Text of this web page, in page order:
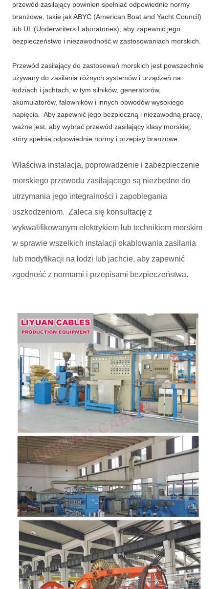
przewód zasilający powinien spełniać odpowiednie normy
branżowe, takie jak ABYC (American Boat and Yacht Council)
lub UL (Underwriters Laboratories), aby zapewnić jego
bezpieczeństwo i niezawodność w zastosowaniach morskich.
Przewód zasilający do zastosowań morskich jest powszechnie
używany do zasilania różnych systemów i urządzeń na
łodziach i jachtach, w tym silników, generatorów,
akumulatorów, falowników i innych obwodów wysokiego
napięcia. Aby zapewnić jego bezpieczną i niezawodną pracę,
ważne jest, aby wybrać przewód zasilający klasy morskiej,
który spełnia odpowiednie normy i przepisy branżowe.
Właściwa instalacja, poprowadzenie i zabezpieczenie
morskiego przewodu zasilającego są niezbędne do
utrzymania jego integralności i zapobiegania
uszkodzeniom. Zaleca się konsultację z
wykwalifikowanym elektrykiem lub technikiem morskim
w sprawie wszelkich instalacji okablowania zasilania
lub modyfikacji na łodzi lub jachcie, aby zapewnić
zgodność z normami i przepisami bezpieczeństwa.